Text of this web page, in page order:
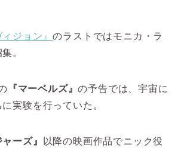
ィジョン』のラストではモニカ・ラ
。
『マーベルズ』の予告では、宇宙に
実験を行っていた。
ーズ』
以降の映画作品でニック役